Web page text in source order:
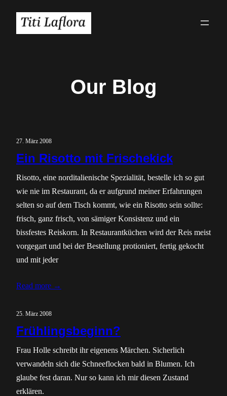
Zum
Our Blog
27. März 2008
Ein Risotto mit Frischekick
Risotto, eine norditalienische Spezialität, bestelle ich so gut
wie nie im Restaurant, da er aufgrund meiner Erfahrungen
selten so auf dem Tisch kommt, wie ein Risotto sein sollte:
frisch, ganz frisch, von sämiger Konsistenz und ein
bissfestes Reiskorn. In Restaurantküchen wird der Reis meist
vorgegart und bei der Bestellung protioniert, fertig gekocht
und mit jeder
Read more →
25. März 2008
Frühlingsbeginn?
Frau Holle schreibt ihr eigenens Märchen. Sicherlich
verwandeln sich die Schneeflocken bald in Blumen. Ich
glaube fest daran. Nur so kann ich mir diesen Zustand
erklären.